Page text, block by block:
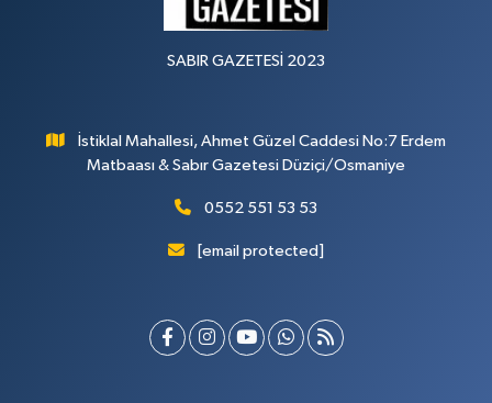
SABIR GAZETESİ 2023
İstiklal Mahallesi, Ahmet Güzel Caddesi No:7 Erdem
Matbaası & Sabır Gazetesi Düziçi/Osmaniye
0552 551 53 53
[email protected]